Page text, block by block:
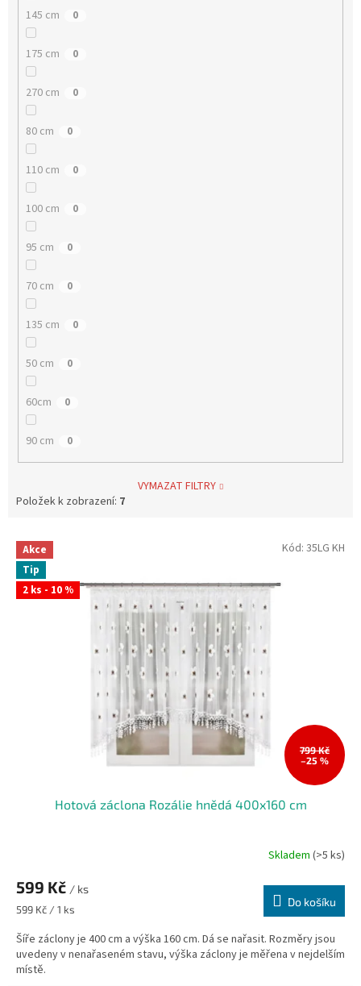
145 cm 0
175 cm 0
270 cm 0
80 cm 0
110 cm 0
100 cm 0
95 cm 0
70 cm 0
135 cm 0
50 cm 0
60cm 0
90 cm 0
VYMAZAT FILTRY
Položek k zobrazení: 7
V
p
Akce
Tip
2 ks - 10 %
799 Kč
–25 %
Hotová záclona Rozálie hnědá 400x160 cm
Skladem (>5 ks)
599 Kč / ks
Měrná
599 Kč / 1 ks
Do košíku
Šíře záclony je 400 cm a výška 160 cm. Dá se nařasit. Rozměry jsou
uvedeny v nenařaseném stavu, výška záclony je měřena v nejdelším
místě.
Kód: 35LG KH